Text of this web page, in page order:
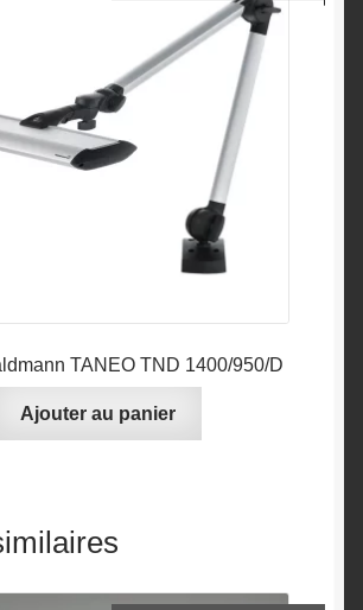
TANEO TND 1400/950/D
Ajouter au panier